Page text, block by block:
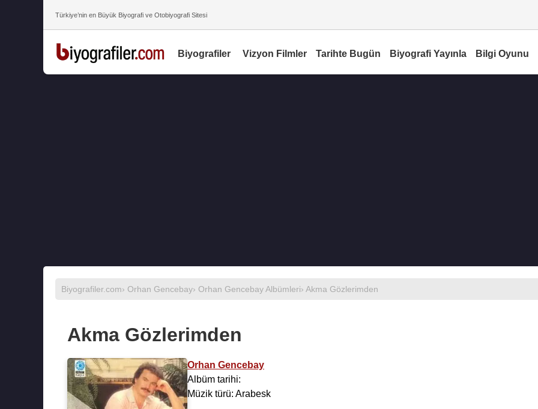
Türkiye’nin en Büyük Biyografi ve Otobiyografi Sitesi
Biyografiler Vizyon Filmler Tarihte Bugün Biyografi Yayınla Bilgi Oyunu
Biyografiler.com› Orhan Gencebay› Orhan Gencebay Albümleri› Akma Gözlerimden
Akma Gözlerimden
Orhan Gencebay
Albüm tarihi:
Müzik türü: Arabesk